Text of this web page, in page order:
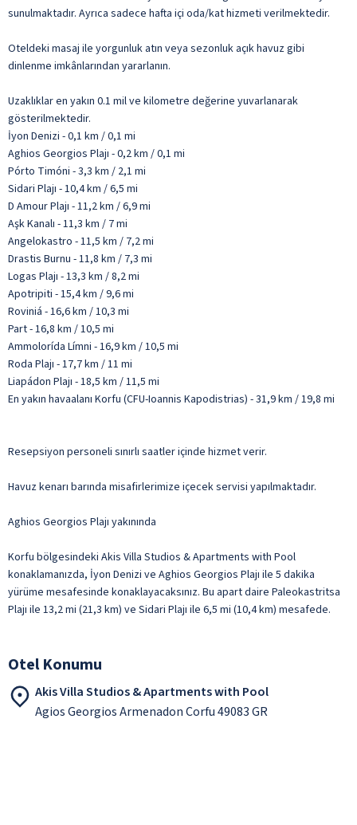
sunulmaktadır. Ayrıca sadece hafta içi oda/kat hizmeti verilmektedir.
Oteldeki masaj ile yorgunluk atın veya sezonluk açık havuz gibi
dinlenme imkânlarından yararlanın.
Uzaklıklar en yakın 0.1 mil ve kilometre değerine yuvarlanarak
gösterilmektedir.
İyon Denizi - 0,1 km / 0,1 mi
Aghios Georgios Plajı - 0,2 km / 0,1 mi
Pórto Timóni - 3,3 km / 2,1 mi
Sidari Plajı - 10,4 km / 6,5 mi
D Amour Plajı - 11,2 km / 6,9 mi
Aşk Kanalı - 11,3 km / 7 mi
Angelokastro - 11,5 km / 7,2 mi
Drastis Burnu - 11,8 km / 7,3 mi
Logas Plajı - 13,3 km / 8,2 mi
Apotripiti - 15,4 km / 9,6 mi
Roviniá - 16,6 km / 10,3 mi
Part - 16,8 km / 10,5 mi
Ammolorída Límni - 16,9 km / 10,5 mi
Roda Plajı - 17,7 km / 11 mi
Liapádon Plajı - 18,5 km / 11,5 mi
En yakın havaalanı Korfu (CFU-Ioannis Kapodistrias) - 31,9 km / 19,8 mi
Resepsiyon personeli sınırlı saatler içinde hizmet verir.
Havuz kenarı barında misafirlerimize içecek servisi yapılmaktadır.
Aghios Georgios Plajı yakınında
Korfu bölgesindeki Akis Villa Studios & Apartments with Pool
konaklamanızda, İyon Denizi ve Aghios Georgios Plajı ile 5 dakika
yürüme mesafesinde konaklayacaksınız. Bu apart daire Paleokastritsa
Plajı ile 13,2 mi (21,3 km) ve Sidari Plajı ile 6,5 mi (10,4 km) mesafede.
Otel Konumu
Akis Villa Studios & Apartments with Pool
Agios Georgios Armenadon Corfu 49083 GR